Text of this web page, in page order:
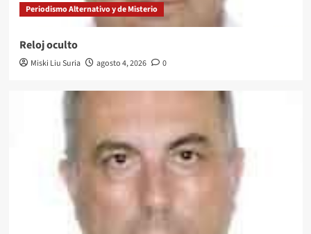
Periodismo Alternativo y de Misterio
Reloj oculto
Miski Liu Suria agosto 4, 2026 0